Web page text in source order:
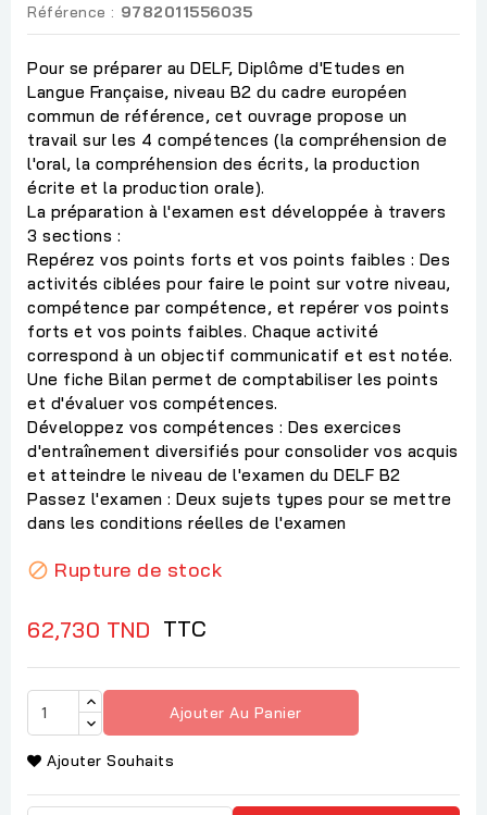
Référence : 9782011556035
Pour se préparer au DELF, Diplôme d'Etudes en
Langue Française, niveau B2 du cadre européen
commun de référence, cet ouvrage propose un
travail sur les 4 compétences (la compréhension de
l'oral, la compréhension des écrits, la production
écrite et la production orale).
La préparation à l'examen est développée à travers
3 sections :
Repérez vos points forts et vos points faibles : Des
activités ciblées pour faire le point sur votre niveau,
compétence par compétence, et repérer vos points
forts et vos points faibles. Chaque activité
correspond à un objectif communicatif et est notée.
Une fiche Bilan permet de comptabiliser les points
et d'évaluer vos compétences.
Développez vos compétences : Des exercices
d'entraînement diversifiés pour consolider vos acquis
et atteindre le niveau de l'examen du DELF B2
Passez l'examen : Deux sujets types pour se mettre
dans les conditions réelles de l'examen
 Rupture de stock
62,730 TND TTC
Ajouter Au Panier
Ajouter Souhaits